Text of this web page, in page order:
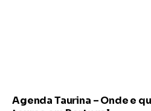
Agenda Taurina – Onde e